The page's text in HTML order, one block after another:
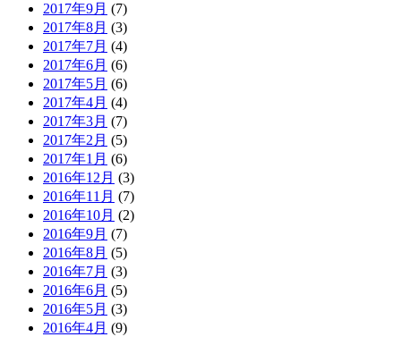
2017年9月 (7)
2017年8月 (3)
2017年7月 (4)
2017年6月 (6)
2017年5月 (6)
2017年4月 (4)
2017年3月 (7)
2017年2月 (5)
2017年1月 (6)
2016年12月 (3)
2016年11月 (7)
2016年10月 (2)
2016年9月 (7)
2016年8月 (5)
2016年7月 (3)
2016年6月 (5)
2016年5月 (3)
2016年4月 (9)